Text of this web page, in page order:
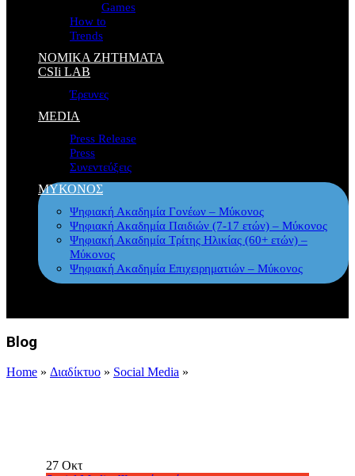
Games
How to
Trends
ΝΟΜΙΚΑ ΖΗΤΗΜΑΤΑ
CSIi LAB
Έρευνες
MEDIA
Press Release
Press
Συνεντεύξεις
ΜΥΚΟΝΟΣ
Ψηφιακή Ακαδημία Γονέων – Μύκονος
Ψηφιακή Ακαδημία Παιδιών (7-17 ετών) – Μύκονος
Ψηφιακή Ακαδημία Τρίτης Ηλικίας (60+ ετών) –
Μύκονος
Ψηφιακή Ακαδημία Επιχειρηματιών – Μύκονος
Blog
Home » Διαδίκτυο » Social Media »
27 Οκτ